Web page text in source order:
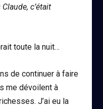
c’était
toute la nuit…
de continuer à faire
me dévoilent à
J’ai eu la